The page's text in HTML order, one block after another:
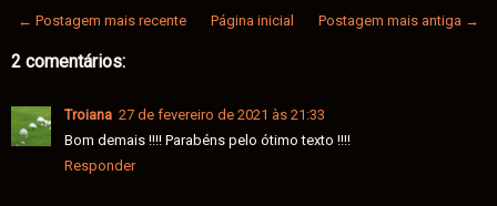
← Postagem mais recente Postagem mais antiga →
Página inicial
2 comentários:
Troiana 27 de fevereiro de 2021 às 21:33
Bom demais !!!! Parabéns pelo ótimo texto !!!!
Responder